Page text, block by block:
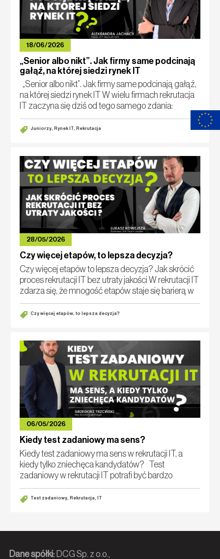
18/06/2026
„Senior albo nikt”. Jak firmy same podcinają
gałąź, na której siedzi rynek IT
„Senior albo nikt”. Jak firmy same podcinają gałąź,
na której siedzi rynek IT W wielu firmach rekrutacja
IT zaczyna się dziś od tego samego zdania:
„Potrzebujemy seniora”. Najlepiej dostępnego od
zarazJuniorzy, Rynek IT, Rekrutacja
28/05/2026
Czy więcej etapów, to lepsza decyzja?
Czy więcej etapów to lepsza decyzja? Jak skrócić
proces rekrutacji IT bez utraty jakości W rekrutacji IT
zdarza się, że mnogość etapów staje się barierą w
znalezieniu odpowiedniej osoby w optymalnym
czasie. Najpierw o
Czy więcej etapów, to lepsza decyzja?
06/05/2026
Kiedy test zadaniowy ma sens?
Kiedy test zadaniowy ma sens w rekrutacji IT, a
kiedy tylko zniechęca kandydatów? Test
zadaniowy w rekrutacji IT potrafi być bardzo
dobrym narzędziem. Pod jednym warunkiem: musi
mierzyć kompetencje potrzebne w pracy, a nie cierp
Test zadaniowy, Rekrutacja, IT
Dane spółki:DCG Sp. z o.o.,